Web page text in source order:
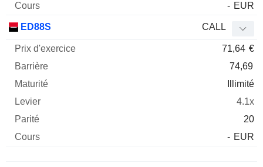
- EUR
ED88S CALL
71,64 €
74,69
Illimité
4.1x
20
- EUR